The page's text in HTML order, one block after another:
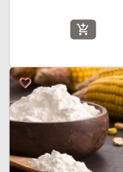
add_shopping_cart
favorite_border